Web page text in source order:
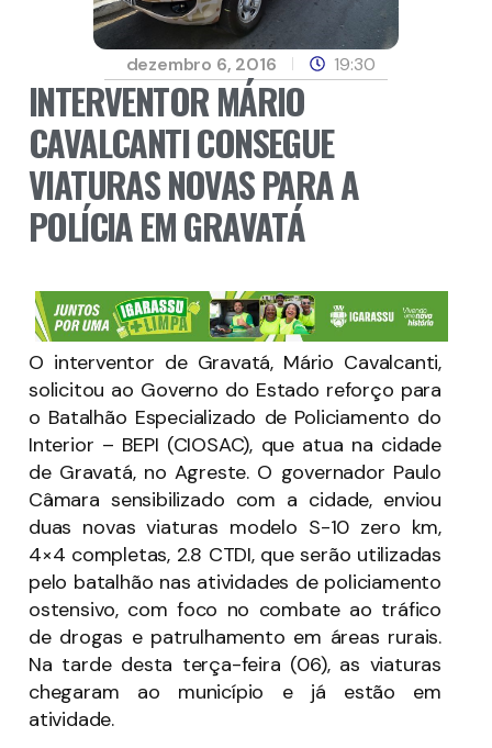
dezembro 6, 2016 19:30
INTERVENTOR MÁRIO
CAVALCANTI CONSEGUE
VIATURAS NOVAS PARA A
POLÍCIA EM GRAVATÁ
O interventor de Gravatá, Mário Cavalcanti,
solicitou ao Governo do Estado reforço para
o Batalhão Especializado de Policiamento do
Interior – BEPI (CIOSAC), que atua na cidade
de Gravatá, no Agreste. O governador Paulo
Câmara sensibilizado com a cidade, enviou
duas novas viaturas modelo S-10 zero km,
4×4 completas, 2.8 CTDI, que serão utilizadas
pelo batalhão nas atividades de policiamento
ostensivo, com foco no combate ao tráfico
de drogas e patrulhamento em áreas rurais.
Na tarde desta terça-feira (06), as viaturas
chegaram ao município e já estão em
atividade.